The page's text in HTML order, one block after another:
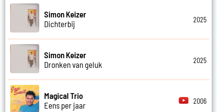
Simon Keizer
Dichterbij
2025
Simon Keizer
Dronken van geluk
2025
Magical Trio
Eens per jaar
2006